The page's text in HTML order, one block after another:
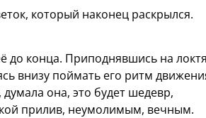
который наконец раскрылся.
конца. Приподнявшись на
внизу поймать его ритм
думала она, это будет шедевр,
прилив, неумолимым, вечным.